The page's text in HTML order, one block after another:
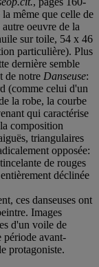
même que celle de
oeuvre de la
sur toile, 54 x 46
particulière). Plus
dernière semble
de notre Danseuse:
(comme celui d'un
la robe, la courbe
qui caractérise
composition
triangulaires
opposée:
de rouges
déclinée
ces danseuses ont
Images
d'un voile de
période avant-
protagoniste.